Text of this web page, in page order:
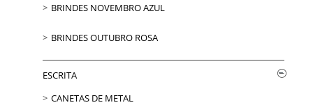
BRINDES NOVEMBRO AZUL
BRINDES OUTUBRO ROSA
ESCRITA
CANETAS DE METAL